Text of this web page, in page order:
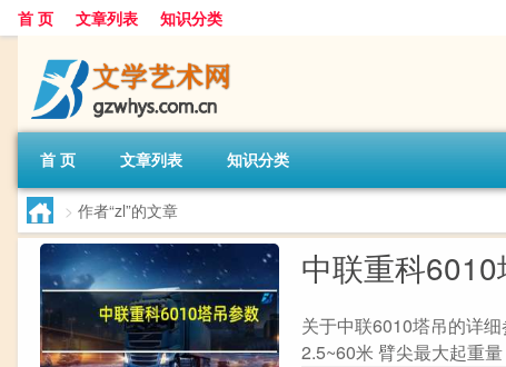
首 页 文章列表 知识分类
首 页 文章列表 知识分类
> 作者“zl”的文章
中联重科
关于中联6010塔吊的详
2.5~60米 臂尖最大起重